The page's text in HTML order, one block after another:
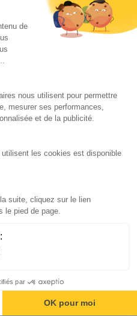
Nos chaînes youtube
Chaîne Youtube Collège
Nos applications
Application iOS Pitangoo
Examens blancs
Réserver une session